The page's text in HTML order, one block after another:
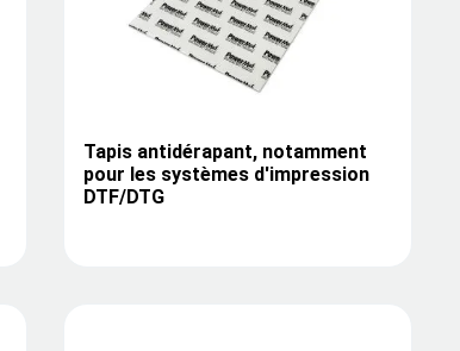
Tapis antidérapant, notamment
pour les systèmes d'impression
DTF/DTG